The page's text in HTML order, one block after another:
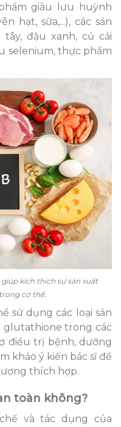
giàu lưu huỳnh
hạt, sữa,...), các sản
đậu xanh, củ cải
selenium, thực phẩm
kích thích sự sản xuất
cơ thể.
sử dụng các loại sản
glutathione trong các
điều trị bệnh, dưỡng
khảo ý kiến bác sĩ để
thích hợp.
toàn không?
và tác dụng của